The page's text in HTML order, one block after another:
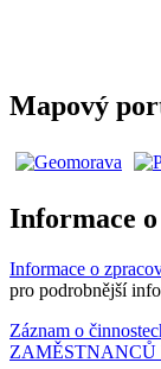
Mapový
Informace
Informace o
pro podrobnější
Záznam o
ZAMĚSTNANCŮ